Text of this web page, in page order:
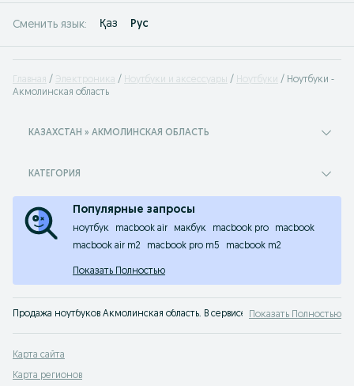
Сменить язык: Қаз Рус
Главная Электроника Ноутбуки и аксессуары Ноутбуки
Ноутбуки -
Акмолинская область
КАЗАХСТАН » АКМОЛИНСКАЯ ОБЛАСТЬ
КАТЕГОРИЯ
Популярные запросы
ноутбук macbook air макбук macbook pro
macbook
macbook air m2
macbook pro m5 macbook m2
Показать Полностью
Продажа ноутбуков Акмолинская область. В сервисе объявлений OLX.kz
Показать Полностью
Карта сайта
Карта регионов